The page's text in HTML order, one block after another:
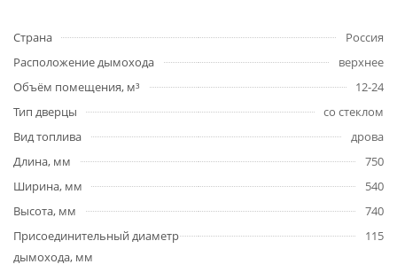
Страна
Россия
Расположение дымохода
верхнее
Объём помещения, м³
12-24
Тип дверцы
со стеклом
Вид топлива
дрова
Длина, мм
750
Ширина, мм
540
Высота, мм
740
Присоединительный диаметр
дымохода, мм
115